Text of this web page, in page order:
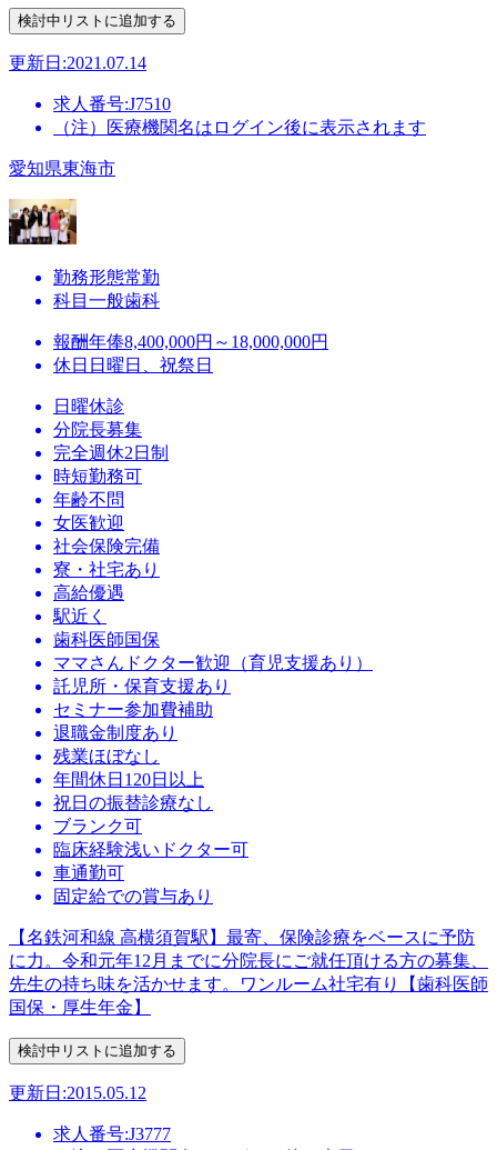
更新日:2021.07.14
求人番号:J7510
（注）医療機関名はログイン後に表示されます
愛知県東海市
勤務形態常勤
科目 一般歯科
報酬年俸8,400,000円～18,000,000円
休日 日曜日、祝祭日
日曜休診
分院長募集
完全週休2日制
時短勤務可
年齢不問
女医歓迎
社会保険完備
寮・社宅あり
高給優遇
駅近く
歯科医師国保
ママさんドクター歓迎（育児支援あり）
託児所・保育支援あり
セミナー参加費補助
退職金制度あり
残業ほぼなし
年間休日120日以上
祝日の振替診療なし
ブランク可
臨床経験浅いドクター可
車通勤可
固定給での賞与あり
【名鉄河和線 高横須賀駅】最寄、保険診療をベースに予防
に力。令和元年12月までに分院長にご就任頂ける方の募集、
先生の持ち味を活かせます。ワンルーム社宅有り【歯科医師
国保・厚生年金】
更新日:2015.05.12
求人番号:J3777